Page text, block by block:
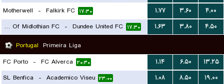
Motherwell - Falkirk FC ۱۷:۳۰ ۱.۷۷ ۳.۶۰
۴.۰۰
Hearts Of Midlothian FC
- Dundee United FC ۱۷:۳۰ ۱.۶۳ ۳.۸۰
۴.۵۰
Portugal Primeira Liga
FC Porto - FC Alverca ۲۰:۳۰ ۱.۱۴ ۶.۵۰
۱۳.۲۵
SL Benfica - Academico Viseu ۲۳:۰۰ ۱.۰۸ ۸.۵۰
۱۹.۰۰